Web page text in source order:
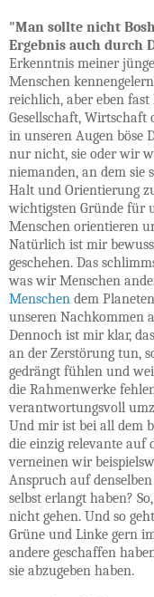
"Man sollte nicht
Ergebnis auch durch
Erkenntnis meiner
Menschen
reichlich, aber eben
Gesellschaft, Wirtschaft
in unseren Augen böse
nur nicht, sie oder wir
niemanden, an dem
Halt und Orientierung
wichtigsten Gründe für
Menschen orientieren
Natürlich ist mir
geschehen. Das
was wir Menschen
Menschen dem
unseren Nachkommen
Dennoch ist mir klar,
an der Zerstörung tun,
gedrängt fühlen und
die Rahmenwerke
verantwortungsvoll
Und mir ist bei all dem
die einzig relevante auf
verneinen wir
Anspruch auf
selbst erlangt haben?
nicht gehen. Und so
Grüne und Linke gern
andere geschaffen
sie abzugeben haben.